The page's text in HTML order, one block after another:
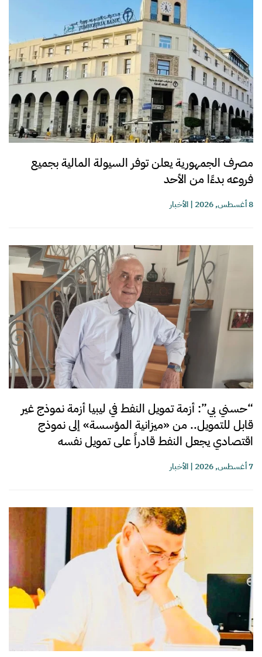
مصرف الجمهورية يعلن توفر السيولة المالية بجميع
فروعه بدءًا من الأحد
8 أغسطس, 2026 |الأخبار
“حسني بي”: أزمة تمويل النفط في ليبيا أزمة نموذج غير
قابل للتمويل.. من «ميزانية المؤسسة» إلى نموذج
اقتصادي يجعل النفط قادراً على تمويل نفسه
7 أغسطس, 2026 |الأخبار